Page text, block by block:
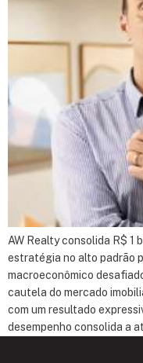
AW Realty consolida R$ 1
estratégia no alto padrão
macroeconômico
cautela do mercado
com um resultado
desempenho consolida a